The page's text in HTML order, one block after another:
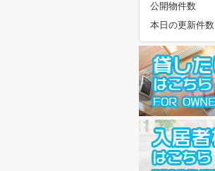
公開物件数
本日の更新件数